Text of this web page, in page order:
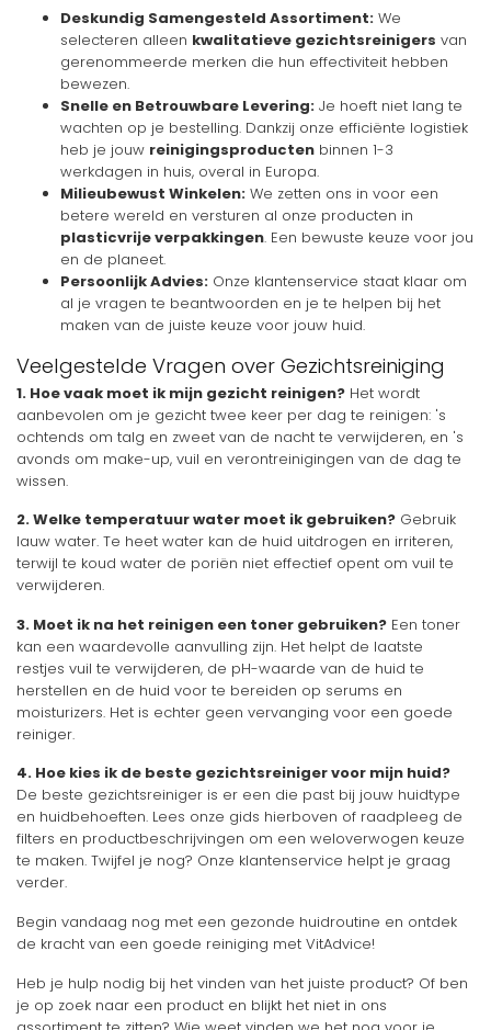
Deskundig Samengesteld Assortiment: We
selecteren alleen kwalitatieve gezichtsreinigers van
gerenommeerde merken die hun effectiviteit hebben
bewezen.
Snelle en Betrouwbare Levering: Je hoeft niet lang te
wachten op je bestelling. Dankzij onze efficiënte logistiek
heb je jouw reinigingsproducten binnen 1-3
werkdagen in huis, overal in Europa.
Milieubewust Winkelen: We zetten ons in voor een
betere wereld en versturen al onze producten in
plasticvrije verpakkingen. Een bewuste keuze voor jou
en de planeet.
Persoonlijk Advies: Onze klantenservice staat klaar om
al je vragen te beantwoorden en je te helpen bij het
maken van de juiste keuze voor jouw huid.
Veelgestelde Vragen over Gezichtsreiniging
1. Hoe vaak moet ik mijn gezicht reinigen? Het wordt
aanbevolen om je gezicht twee keer per dag te reinigen: 's
ochtends om talg en zweet van de nacht te verwijderen, en 's
avonds om make-up, vuil en verontreinigingen van de dag te
wissen.
2. Welke temperatuur water moet ik gebruiken? Gebruik
lauw water. Te heet water kan de huid uitdrogen en irriteren,
terwijl te koud water de poriën niet effectief opent om vuil te
verwijderen.
3. Moet ik na het reinigen een toner gebruiken? Een toner
kan een waardevolle aanvulling zijn. Het helpt de laatste
restjes vuil te verwijderen, de pH-waarde van de huid te
herstellen en de huid voor te bereiden op serums en
moisturizers. Het is echter geen vervanging voor een goede
reiniger.
4. Hoe kies ik de beste gezichtsreiniger voor mijn huid?
De beste gezichtsreiniger is er een die past bij jouw huidtype
en huidbehoeften. Lees onze gids hierboven of raadpleeg de
filters en productbeschrijvingen om een weloverwogen keuze
te maken. Twijfel je nog? Onze klantenservice helpt je graag
verder.
Begin vandaag nog met een gezonde huidroutine en ontdek
de kracht van een goede reiniging met VitAdvice!
Heb je hulp nodig bij het vinden van het juiste product? Of ben
je op zoek naar een product en blijkt het niet in ons